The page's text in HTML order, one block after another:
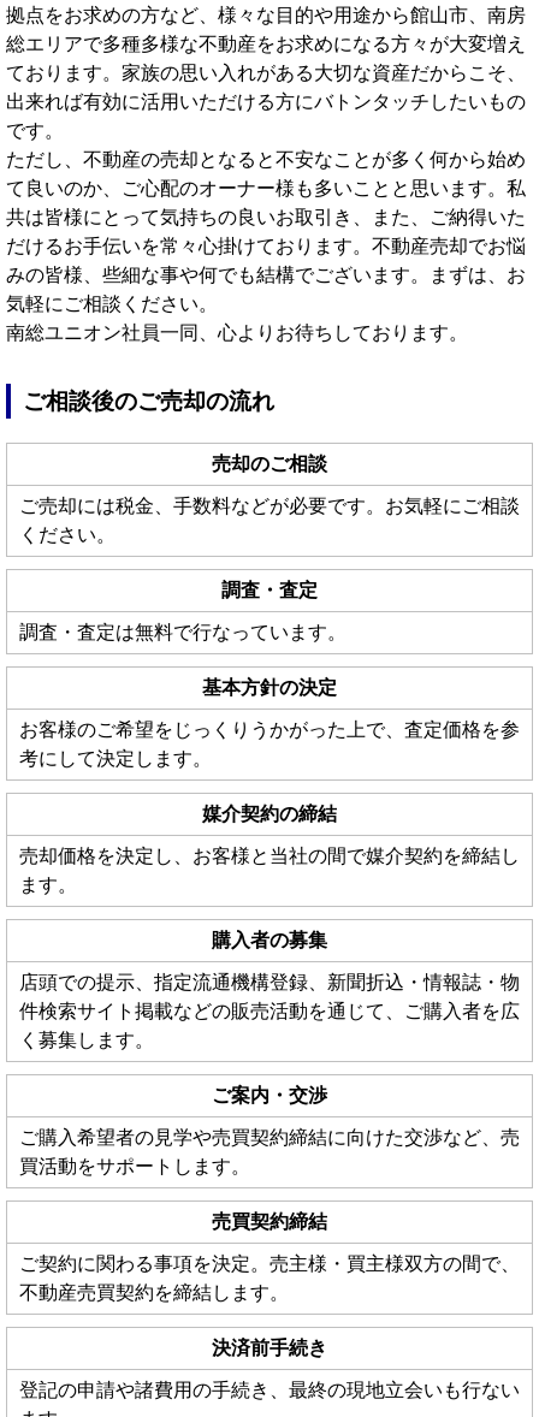
拠点をお求めの方など、様々な目的や用途から館山市、南房
総エリアで多種多様な不動産をお求めになる方々が大変増え
ております。家族の思い入れがある大切な資産だからこそ、
出来れば有効に活用いただける方にバトンタッチしたいもの
です。
ただし、不動産の売却となると不安なことが多く何から始め
て良いのか、ご心配のオーナー様も多いことと思います。私
共は皆様にとって気持ちの良いお取引き、また、ご納得いた
だけるお手伝いを常々心掛けております。不動産売却でお悩
みの皆様、些細な事や何でも結構でございます。まずは、お
気軽にご相談ください。
南総ユニオン社員一同、心よりお待ちしております。
ご相談後のご売却の流れ
売却のご相談
ご売却には税金、手数料などが必要です。お気軽にご相談
ください。
調査・査定
調査・査定は無料で行なっています。
基本方針の決定
お客様のご希望をじっくりうかがった上で、査定価格を参
考にして決定します。
媒介契約の締結
売却価格を決定し、お客様と当社の間で媒介契約を締結し
ます。
購入者の募集
店頭での提示、指定流通機構登録、新聞折込・情報誌・物
件検索サイト掲載などの販売活動を通じて、ご購入者を広
く募集します。
ご案内・交渉
ご購入希望者の見学や売買契約締結に向けた交渉など、売
買活動をサポートします。
売買契約締結
ご契約に関わる事項を決定。売主様・買主様双方の間で、
不動産売買契約を締結します。
決済前手続き
登記の申請や諸費用の手続き、最終の現地立会いも行ない